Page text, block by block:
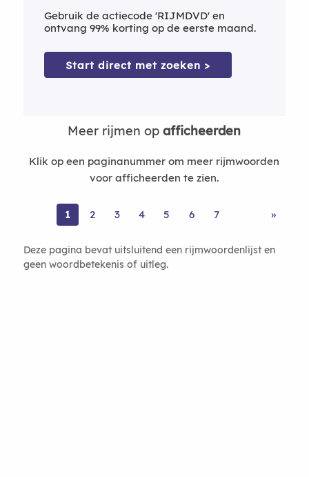
Gebruik de actiecode 'RIJMDVD' en
ontvang 99% korting op de eerste maand.
Start direct met zoeken >
Meer rijmen opafficheerden
Klik op een paginanummer om meer rijmwoorden
voor afficheerden te zien.
1 2 3 4 5 6 7 »
Deze pagina bevat uitsluitend een rijmwoordenlijst en
geen woordbetekenis of uitleg.